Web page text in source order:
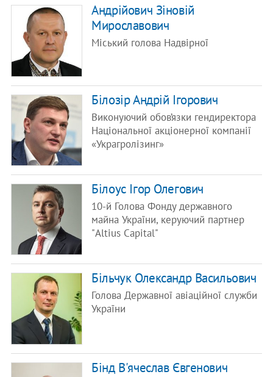
​Андрійович Зіновій
Мирославович
Міський голова Надвірної
Білозір Андрій Ігорович
Виконуючий обов’язки гендиректора
Національної акціонерної компанії
«Украгролізинг»
Білоус Ігор Олегович
10-й Голова Фонду державного
майна України, керуючий партнер
"Altius Capital"
Більчук Олександр Васильович
Голова Державної авіаційної служби
України
Бінд В'ячеслав Євгенович